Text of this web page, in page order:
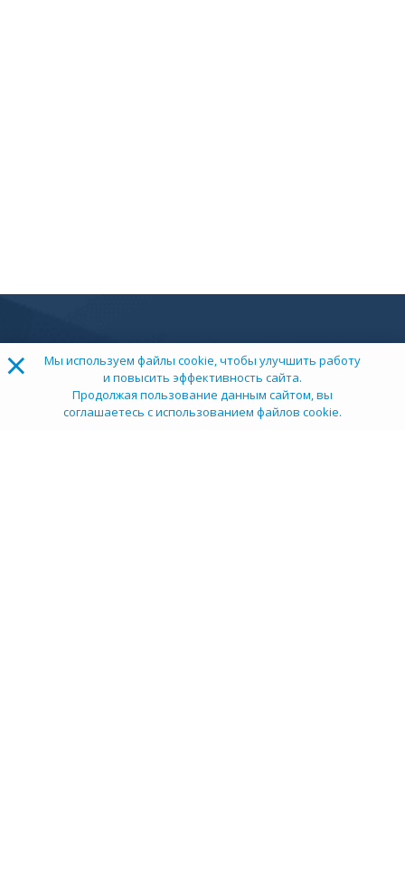
×
Мы используем файлы cookie, чтобы улучшить работу
и повысить эффективность сайта.
Продолжая пользование данным сайтом, вы
соглашаетесь с использованием файлов cookie.